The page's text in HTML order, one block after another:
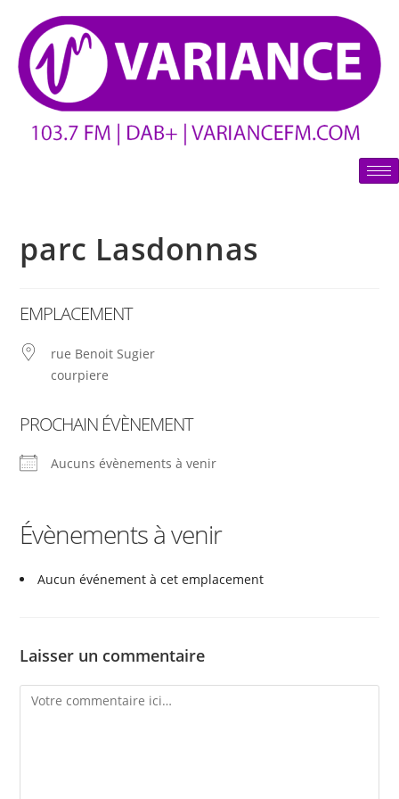
parc Lasdonnas
EMPLACEMENT
rue Benoit Sugier
courpiere
PROCHAIN ÉVÈNEMENT
Aucuns évènements à venir
Évènements à venir
Aucun événement à cet emplacement
Laisser un commentaire